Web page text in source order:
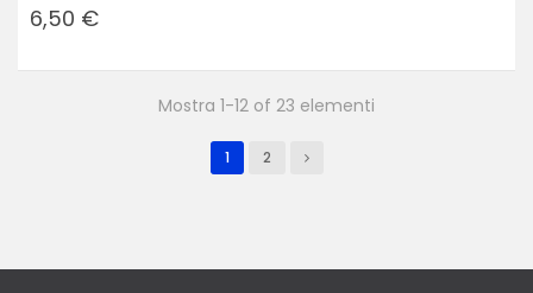
Prezzo
6,50 €
Mostra 1-12 of 23 elementi
1 2